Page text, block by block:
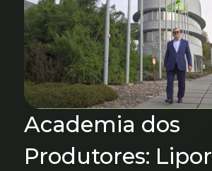
Academia dos
Produtores: Lipor